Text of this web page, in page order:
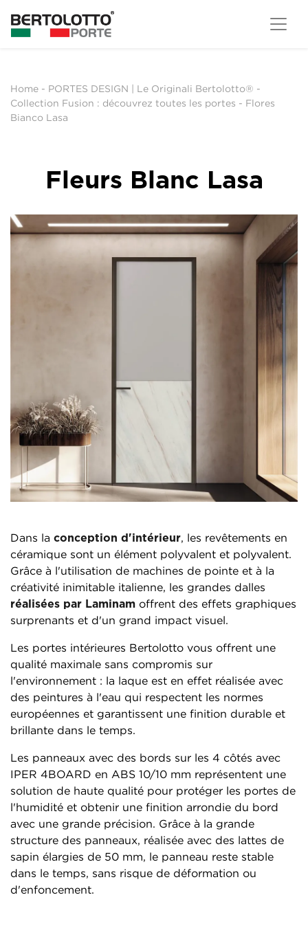
Home - PORTES DESIGN | Le Originali Bertolotto® -
Collection Fusion : découvrez toutes les portes - Flores
Bianco Lasa
Fleurs Blanc Lasa
Dans la conception d'intérieur, les revêtements en
céramique sont un élément polyvalent et polyvalent.
Grâce à l'utilisation de machines de pointe et à la
créativité inimitable italienne, les grandes dalles
réalisées par Laminam offrent des effets graphiques
surprenants et d'un grand impact visuel.
Les portes intérieures Bertolotto vous offrent une
qualité maximale sans compromis sur
l'environnement : la laque est en effet réalisée avec
des peintures à l'eau qui respectent les normes
européennes et garantissent une finition durable et
brillante dans le temps.
Les panneaux avec des bords sur les 4 côtés avec
IPER 4BOARD en ABS 10/10 mm représentent une
solution de haute qualité pour protéger les portes de
l'humidité et obtenir une finition arrondie du bord
avec une grande précision. Grâce à la grande
structure des panneaux, réalisée avec des lattes de
sapin élargies de 50 mm, le panneau reste stable
dans le temps, sans risque de déformation ou
d'enfoncement.